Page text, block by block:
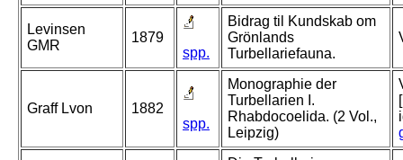
Levinsen
GMR
1879
spp.
Bidrag til Kundskab om
Grönlands
Turbellariefauna.
Graff Lvon
1882
spp.
Monographie der
Turbellarien I.
Rhabdocoelida. (2 Vol.,
Leipzig)